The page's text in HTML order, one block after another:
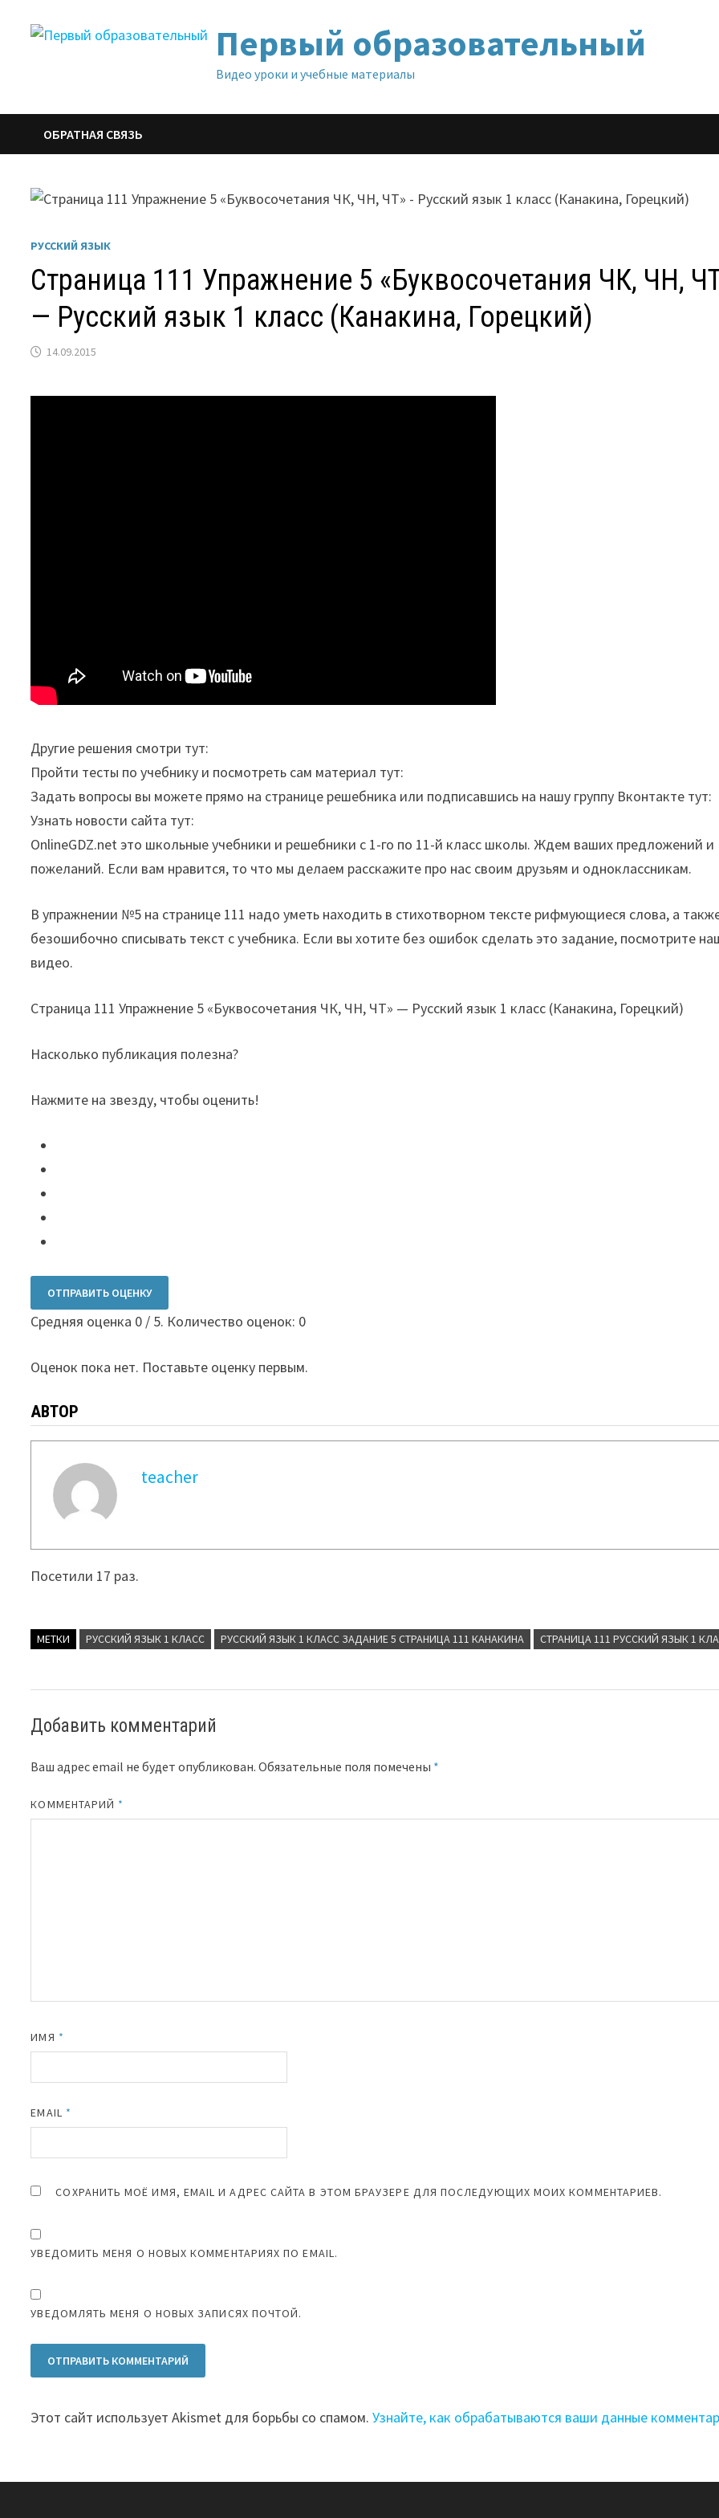
Первый образовательный
Видео уроки и учебные материалы
ОБРАТНАЯ СВЯЗЬ
РУССКИЙ ЯЗЫК
Страница 111 Упражнение 5 «Буквосочетания ЧК, ЧН,
— Русский язык 1 класс (Канакина, Горецкий)
14.09.2015
Другие решения смотри тут:
Пройти тесты по учебнику и посмотреть сам материал тут:
Задать вопросы вы можете прямо на странице решебника или подписавшись на нашу группу Вконтакте тут:
Узнать новости сайта тут:
OnlineGDZ.net это школьные учебники и решебники с 1-го по 11-й класс школы. Ждем ваших предложений и
пожеланий. Если вам нравится, то что мы делаем расскажите про нас своим друзьям и одноклассникам.
В упражнении №5 на странице 111 надо уметь находить в стихотворном тексте рифмующиеся слова, а
безошибочно списывать текст с учебника. Если вы хотите без ошибок сделать это задание, посмотрите
видео.
Страница 111 Упражнение 5 «Буквосочетания ЧК, ЧН, ЧТ» — Русский язык 1 класс (Канакина, Горецкий)
Насколько публикация полезна?
Нажмите на звезду, чтобы оценить!
ОТПРАВИТЬ ОЦЕНКУ
Средняя оценка 0 / 5. Количество оценок: 0
Оценок пока нет. Поставьте оценку первым.
АВТОР
teacher
Посетили 17 раз.
МЕТКИ РУССКИЙ ЯЗЫК 1 КЛАСС РУССКИЙ ЯЗЫК 1 КЛАСС ЗАДАНИЕ 5 СТРАНИЦА 111 КАНАКИНА СТРАНИЦА 111 РУССКИЙ ЯЗЫК 1
Добавить комментарий
Ваш адрес email не будет опубликован. Обязательные поля помечены *
КОММЕНТАРИЙ *
ИМЯ *
EMAIL *
СОХРАНИТЬ МОЁ ИМЯ, EMAIL И АДРЕС САЙТА В ЭТОМ БРАУЗЕРЕ ДЛЯ ПОСЛЕДУЮЩИХ МОИХ КОММЕНТАРИЕВ.
УВЕДОМИТЬ МЕНЯ О НОВЫХ КОММЕНТАРИЯХ ПО EMAIL.
УВЕДОМЛЯТЬ МЕНЯ О НОВЫХ ЗАПИСЯХ ПОЧТОЙ.
Этот сайт использует Akismet для борьбы со спамом.Узнайте, как обрабатываются ваши данные